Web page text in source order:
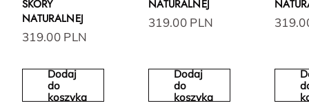
SKÓRY
NATURALNEJ
319.00 PLN
Dodaj
do
koszyka
NATURALNEJ
319.00 PLN
Dodaj
do
koszyka